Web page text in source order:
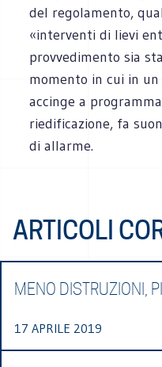
del regolamento,
«interventi di lievi
provvedimento sia
momento in cui in
accinge a
riedificazione, fa
di allarme.
ARTICOLI
MENO DISTRUZIONI,
17 APRILE 2019